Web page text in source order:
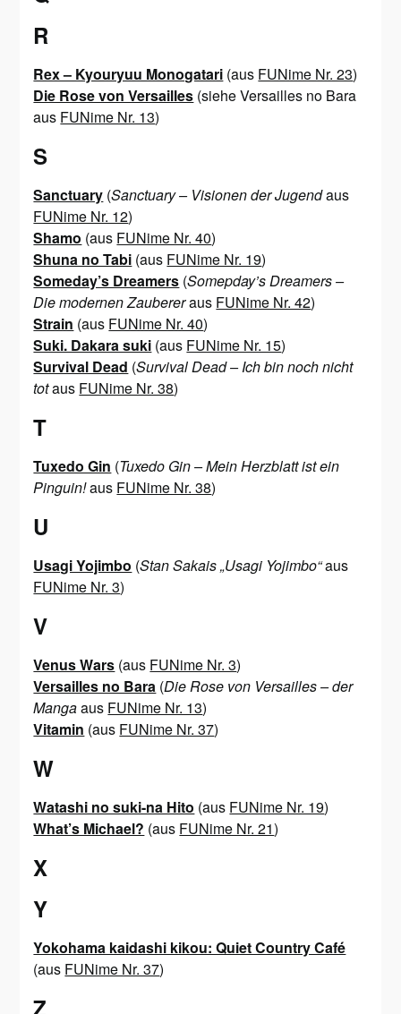
R
Rex – Kyouryuu Monogatari (aus FUNime Nr. 23)
Die Rose von Versailles (siehe Versailles no Bara
aus FUNime Nr. 13)
S
Sanctuary (Sanctuary – Visionen der Jugendaus
FUNime Nr. 12)
Shamo (aus FUNime Nr. 40)
Shuna no Tabi (aus FUNime Nr. 19)
Someday’s Dreamers (Somepday’s Dreamers –
Die modernen Zaubereraus FUNime Nr. 42)
Strain (aus FUNime Nr. 40)
Suki. Dakara suki (aus FUNime Nr. 15)
Survival Dead (Survival Dead – Ich bin noch nicht
totaus FUNime Nr. 38)
T
Tuxedo Gin (Tuxedo Gin – Mein Herzblatt ist ein
Pinguin!aus FUNime Nr. 38)
U
Usagi Yojimbo (Stan Sakais „Usagi Yojimbo“aus
FUNime Nr. 3)
V
Venus Wars (aus FUNime Nr. 3)
Versailles no Bara (Die Rose von Versailles – der
Mangaaus FUNime Nr. 13)
Vitamin (aus FUNime Nr. 37)
W
Watashi no suki-na Hito (aus FUNime Nr. 19)
What’s Michael? (aus FUNime Nr. 21)
X
Y
Yokohama kaidashi kikou: Quiet Country Café
(aus FUNime Nr. 37)
Z